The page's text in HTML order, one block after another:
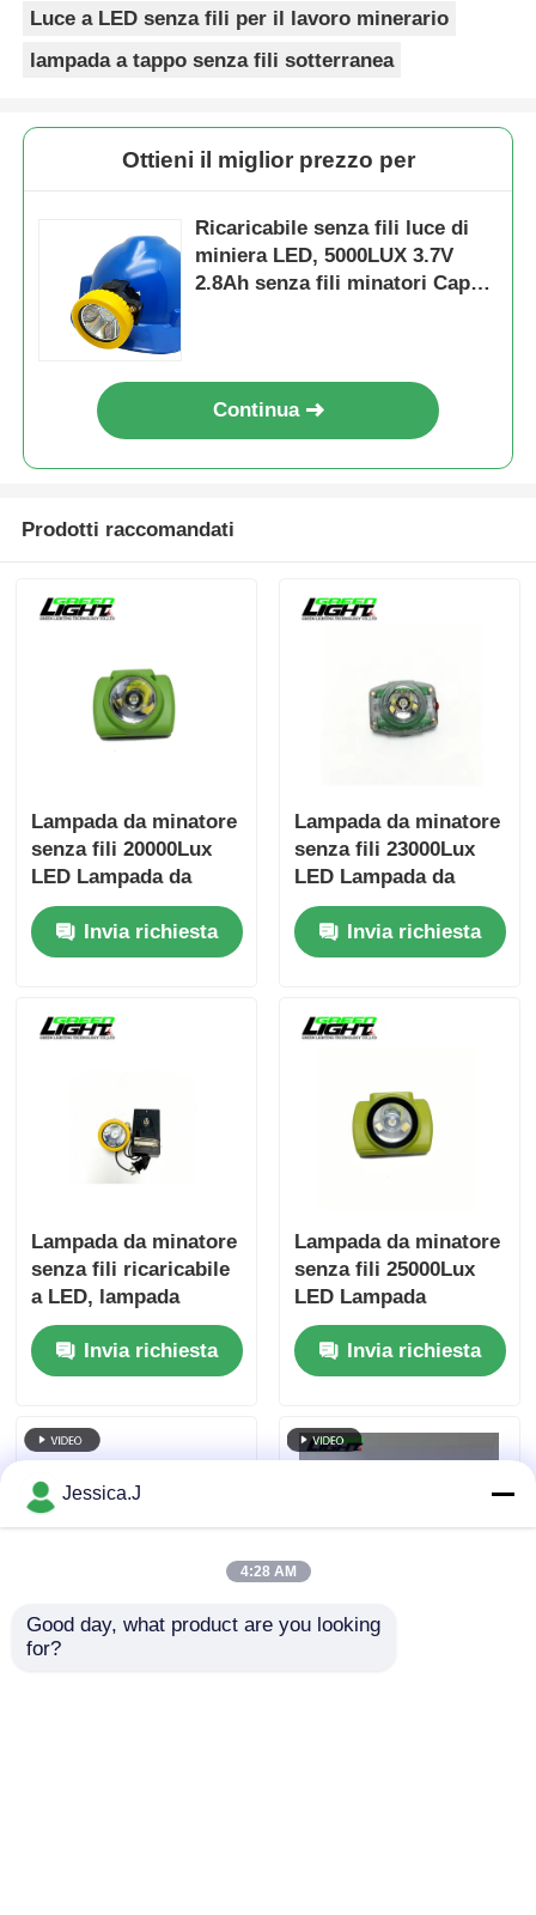
Luce a LED senza fili per il lavoro minerario
lampada a tappo senza fili sotterranea
Ottieni il miglior prezzo per
Ricaricabile senza fili luce di
miniera LED, 5000LUX 3.7V
2.8Ah senza fili minatori Cap
Continua
Prodotti raccomandati
Lampada da minatore
senza fili 20000Lux
LED Lampada da
minatore ricaricabile
IP68 con display
OLED GLC-6
Invia richiesta
Lampada da minatore
senza fili 23000Lux
LED Lampada da
minatore ricaricabile
IP68 con ricarica
magnetica GLC-6M
Invia richiesta
Lampada da minatore
senza fili ricaricabile
a LED, lampada
frontale per minatore
5000Lux, luce da
minatore leggera
Invia richiesta
Lampada da minatore
senza fili 25000Lux
LED Lampada
frontale da minatore
IP68 Luce da
minatore ricaricabile
GLC-6S
Invia richiesta
Lampada di copertura
Jessica.J
4:28 AM
Good day, what product are you looking
for?